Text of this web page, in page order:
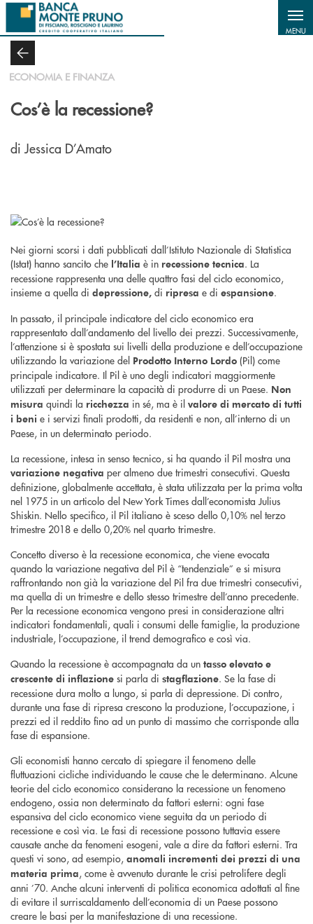
Salta al contenuto principale
MENU
ECONOMIA E FINANZA
Cos’è la recessione?
di Jessica D’Amato
Nei giorni scorsi i dati pubblicati dall’Istituto Nazionale di Statistica
(Istat) hanno sancito che l’Italia è in recessione tecnica. La
recessione rappresenta una delle quattro fasi del ciclo economico,
insieme a quella di depressione, di ripresa e di espansione.
In passato, il principale indicatore del ciclo economico era
rappresentato dall’andamento del livello dei prezzi. Successivamente,
l’attenzione si è spostata sui livelli della produzione e dell’occupazione
utilizzando la variazione del Prodotto Interno Lordo (Pil) come
principale indicatore. Il Pil è uno degli indicatori maggiormente
utilizzati per determinare la capacità di produrre di un Paese. Non
misura quindi la ricchezza in sé, ma è il valore di mercato di tutti
i beni e i servizi finali prodotti, da residenti e non, all’interno di un
Paese, in un determinato periodo.
La recessione, intesa in senso tecnico, si ha quando il Pil mostra una
variazione negativa per almeno due trimestri consecutivi. Questa
definizione, globalmente accettata, è stata utilizzata per la prima volta
nel 1975 in un articolo del New York Times dall’economista Julius
Shiskin. Nello specifico, il Pil italiano è sceso dello 0,10% nel terzo
trimestre 2018 e dello 0,20% nel quarto trimestre.
Concetto diverso è la recessione economica, che viene evocata
quando la variazione negativa del Pil è “tendenziale” e si misura
raffrontando non già la variazione del Pil fra due trimestri consecutivi,
ma quella di un trimestre e dello stesso trimestre dell’anno precedente.
Per la recessione economica vengono presi in considerazione altri
indicatori fondamentali, quali i consumi delle famiglie, la produzione
industriale, l’occupazione, il trend demografico e così via.
Quando la recessione è accompagnata da un tasso elevato e
crescente di inflazione si parla di stagflazione. Se la fase di
recessione dura molto a lungo, si parla di depressione. Di contro,
durante una fase di ripresa crescono la produzione, l’occupazione, i
prezzi ed il reddito fino ad un punto di massimo che corrisponde alla
fase di espansione.
Gli economisti hanno cercato di spiegare il fenomeno delle
fluttuazioni cicliche individuando le cause che le determinano. Alcune
teorie del ciclo economico considerano la recessione un fenomeno
endogeno, ossia non determinato da fattori esterni: ogni fase
espansiva del ciclo economico viene seguita da un periodo di
recessione e così via. Le fasi di recessione possono tuttavia essere
causate anche da fenomeni esogeni, vale a dire da fattori esterni. Tra
questi vi sono, ad esempio, anomali incrementi dei prezzi di una
materia prima, come è avvenuto durante le crisi petrolifere degli
anni ’70. Anche alcuni interventi di politica economica adottati al fine
di evitare il surriscaldamento dell’economia di un Paese possono
creare le basi per la manifestazione di una recessione.